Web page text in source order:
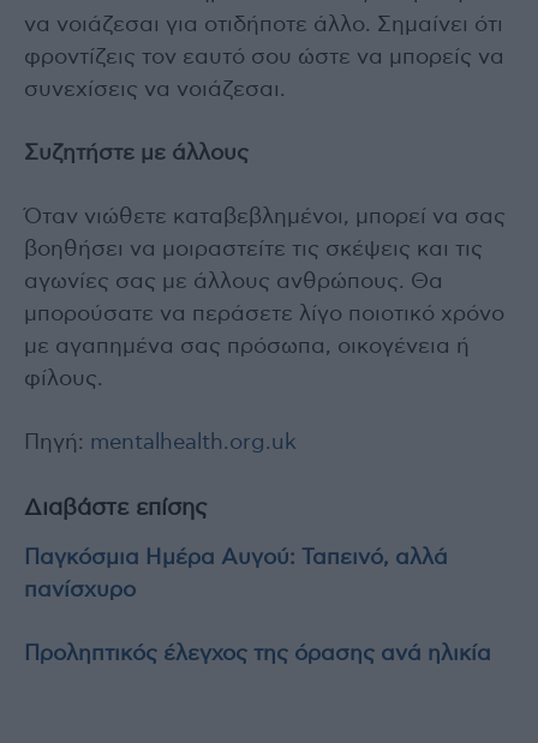
να νοιάζεσαι για οτιδήποτε άλλο. Σημαίνει ότι
φροντίζεις τον εαυτό σου ώστε να μπορείς να
συνεχίσεις να νοιάζεσαι.
Συζητήστε με άλλους
Όταν νιώθετε καταβεβλημένοι, μπορεί να σας
βοηθήσει να μοιραστείτε τις σκέψεις και τις
αγωνίες σας με άλλους ανθρώπους. Θα
μπορούσατε να περάσετε λίγο ποιοτικό χρόνο
με αγαπημένα σας πρόσωπα, οικογένεια ή
φίλους.
Πηγή: mentalhealth.org.uk
Διαβάστε επίσης
Παγκόσμια Ημέρα Αυγού: Ταπεινό, αλλά
πανίσχυρο
Προληπτικός έλεγχος της όρασης ανά ηλικία